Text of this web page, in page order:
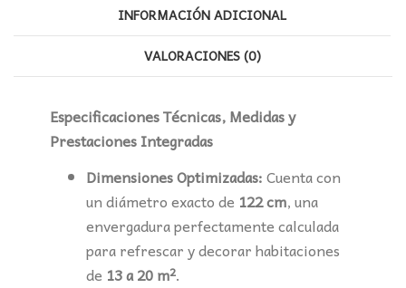
INFORMACIÓN ADICIONAL
VALORACIONES (0)
Especificaciones Técnicas, Medidas y
Prestaciones Integradas
Dimensiones Optimizadas:Cuenta con
un diámetro exacto de 122 cm, una
envergadura perfectamente calculada
para refrescar y decorar habitaciones
de 13 a 20 m².